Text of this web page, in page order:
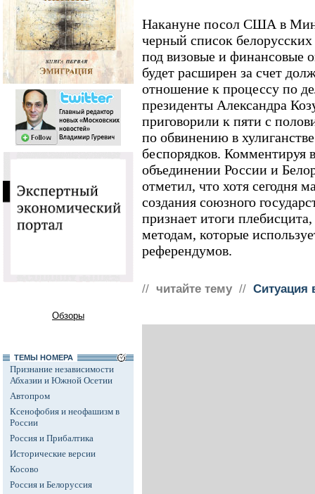
Обзоры
ТЕМЫ НОМЕРА
Признание независимости
Абхазии и Южной Осетии
Автопром
Ксенофобия и неофашизм в
России
Россия и Прибалтика
Исторические версии
Косово
Россия и Белоруссия
Накануне посол США в
черный список
под визовые и финансовые
будет расширен за счет
отношение к процессу по
президенты Александра
приговорили к пяти с
по обвинению в
беспорядков. Комментируя
объединении России и
отметил, что хотя сегодня
создания союзного
признает итоги
методам, которые
референдумов.
// читайте тему // Ситуация